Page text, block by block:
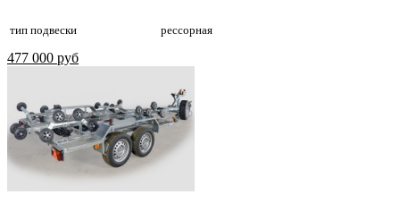
тип подвески рессорная
477 000 руб